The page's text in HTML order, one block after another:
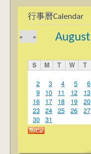
行事曆Calendar
August
«
»
S M T W T
2
3 4 5 6
9
10 11 12 13
16
17 18 19 20
23
24 25 26 27
30
31